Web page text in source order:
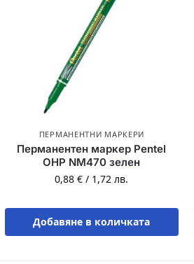
ПЕРМАНЕНТНИ МАРКЕРИ
Перманентен маркер Pentel
OHP NM470 зелен
0,88€ / 1,72лв.
Добавяне в количката